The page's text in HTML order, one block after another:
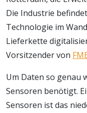
Die Industrie
Technologie im
Lieferkette
Vorsitzender von
Um Daten so genau
Sensoren benötigt.
Sensoren ist das